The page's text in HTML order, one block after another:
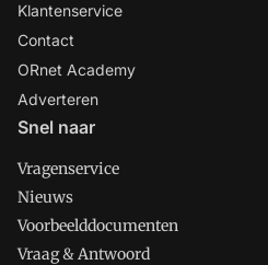
Klantenservice
Contact
ORnet Academy
Adverteren
Snel naar
Vragenservice
Nieuws
Voorbeelddocumenten
Vraag & Antwoord